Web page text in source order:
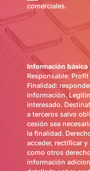
comerciales.
Información
Responsable:
Finalidad:
información.
interesado.
a terceros salvo
cesión sea
la finalidad.
acceder, rectificar
como otros
información